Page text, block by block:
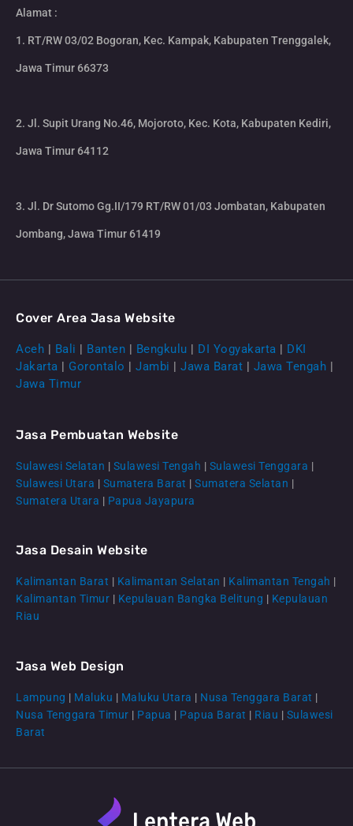
CS Lenteraweb
Alamat :
1. RT/RW 03/02 Bogoran, Kec. Kampak, Kabupaten Trenggalek,
Jawa Timur 66373
2. Jl. Supit Urang No.46, Mojoroto, Kec. Kota, Kabupaten Kediri,
Jawa Timur 64112
3. Jl. Dr Sutomo Gg.II/179 RT/RW 01/03 Jombatan, Kabupaten
Jombang, Jawa Timur 61419
Cover Area Jasa Website
Aceh | Bali | Banten | Bengkulu | DI Yogyakarta | DKI
Jakarta | Gorontalo | Jambi | Jawa Barat | Jawa Tengah |
Jawa Timur
Jasa Pembuatan Website
Sulawesi Selatan | Sulawesi Tengah | Sulawesi Tenggara |
Sulawesi Utara | Sumatera Barat | Sumatera Selatan |
Sumatera Utara | Papua Jayapura
Jasa Desain Website
Kalimantan Barat | Kalimantan Selatan | Kalimantan Tengah |
Kalimantan Timur | Kepulauan Bangka Belitung | Kepulauan
Riau
Jasa Web Design
Lampung | Maluku | Maluku Utara | Nusa Tenggara Barat |
Nusa Tenggara Timur | Papua | Papua Barat | Riau | Sulawesi
Barat